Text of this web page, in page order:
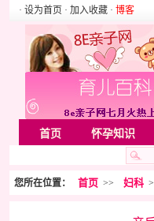
· 设为首页 · 加入收藏 · 博客
首页 怀孕知识
胎教音乐
美容化装 Rss
您所在位置： 首页 >> 妇科